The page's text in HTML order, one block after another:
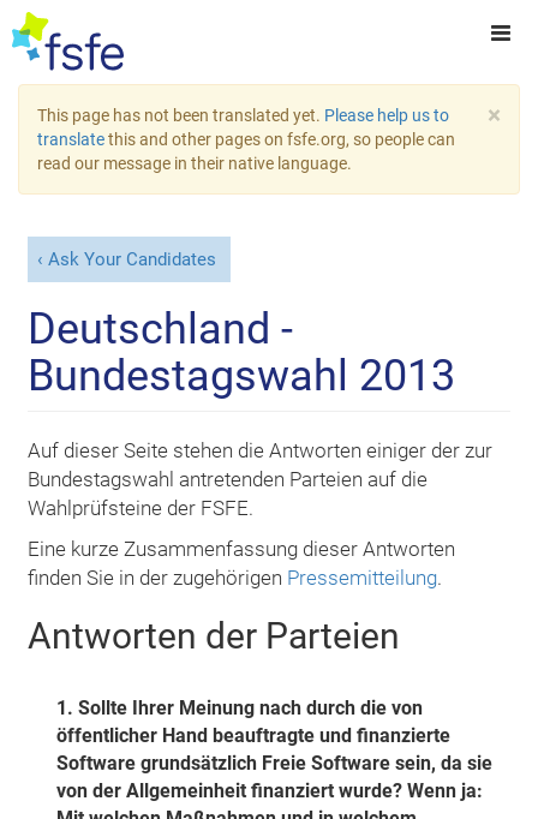
×
This page has not been translated yet. Please help us to
translatethis and other pages on fsfe.org, so people can
read our message in their native language.
Ask Your Candidates
Deutschland -
Bundestagswahl 2013
Auf dieser Seite stehen die Antworten einiger der zur
Bundestagswahl antretenden Parteien auf die
Wahlprüfsteine der FSFE.
Eine kurze Zusammenfassung dieser Antworten
finden Sie in der zugehörigen Pressemitteilung.
Antworten der Parteien
1.Sollte Ihrer Meinung nach durch die von
öffentlicher Hand beauftragte und finanzierte
Software grundsätzlich Freie Software sein, da sie
von der Allgemeinheit finanziert wurde? Wenn ja: